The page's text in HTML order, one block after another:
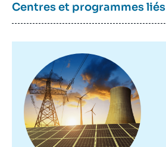
Centres et programmes liés
principale